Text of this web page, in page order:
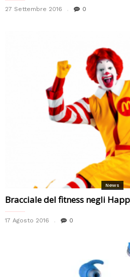
27 Settembre 2016 0
News
Bracciale del fitness negli
17 Agosto 2016 0